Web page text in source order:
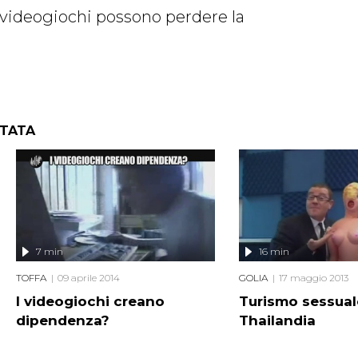
possono perdere la
I videogiochi creano
dipendenza?
7 min
TOFFA 09 aprile 2014
Turismo
Thailandia
16 min
GOLIA 17 maggio 2013